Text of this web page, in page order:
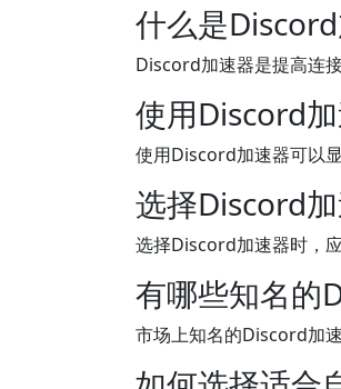
什么是
Discord加速器是提高连
使用Discord
使用Discord加速器可以
选择Discord
选择Discord加速器时，
有哪些知名的
市场上知名的Discord加